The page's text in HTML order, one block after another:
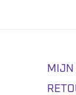
MIJN